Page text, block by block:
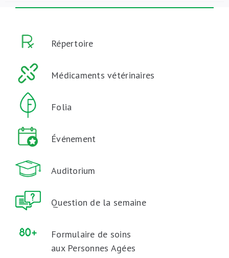
Répertoire
Médicaments vétérinaires
Folia
Événement
Auditorium
Question de la semaine
Formulaire de soins
aux Personnes Agées